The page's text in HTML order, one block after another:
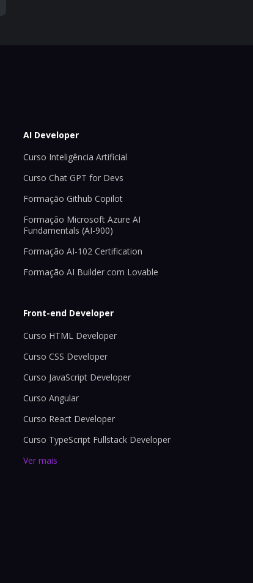
AI Developer
Curso Inteligência Artificial
Curso Chat GPT for Devs
Formação Github Copilot
Formação Microsoft Azure AI
Fundamentals (AI-900)
Formação AI-102 Certification
Formação AI Builder com Lovable
Front-end Developer
Curso HTML Developer
Curso CSS Developer
Curso JavaScript Developer
Curso Angular
Curso React Developer
Curso TypeScript Fullstack Developer
Ver mais